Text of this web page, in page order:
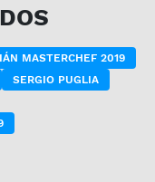
MASTERCHEF 2019
SERGIO PUGLIA